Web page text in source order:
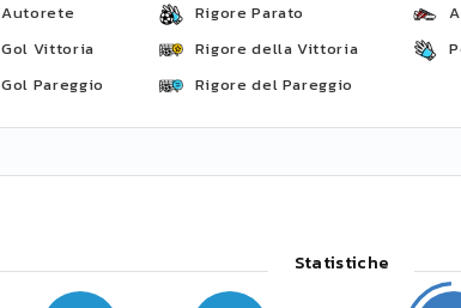
Autorete
Gol Vittoria
Gol Pareggio
Rigore Parato
Rigore della Vittoria
Rigore del Pareggio
Statistiche